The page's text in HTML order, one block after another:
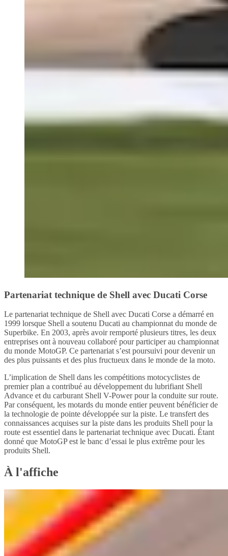
Partenariat technique de Shell avec Ducati Corse
Le partenariat technique de Shell avec Ducati Corse a démarré en
1999 lorsque Shell a soutenu Ducati au championnat du monde de
Superbike. En 2003, après avoir remporté plusieurs titres, les deux
entreprises ont à nouveau collaboré pour participer au championnat
du monde MotoGP. Ce partenariat s’est poursuivi pour devenir un
des plus puissants et des plus fructueux dans le monde de la moto.
L’implication de Shell dans les compétitions motocyclistes de
premier plan a contribué au développement du lubrifiant Shell
Advance et du carburant Shell V-Power pour la conduite sur route.
Par conséquent, les motards du monde entier peuvent bénéficier de
la technologie de pointe développée sur la piste. Le transfert des
connaissances acquises sur la piste dans les produits Shell pour la
route est essentiel dans le partenariat technique avec Ducati. Étant
donné que MotoGP est le banc d’essai le plus extrême pour les
produits Shell.
À l'affiche